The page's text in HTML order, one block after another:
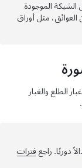
الموجودة
مثل أوراق
والغبار
راجعفترات